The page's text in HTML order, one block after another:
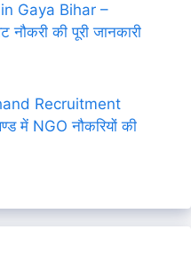
Gaya Bihar –
नौकरी की पूरी जानकारी
Recruitment
में NGO नौकरियों की